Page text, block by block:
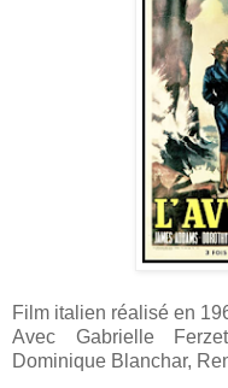
Film italien réalisé en
Avec Gabrielle
Dominique Blanchar,